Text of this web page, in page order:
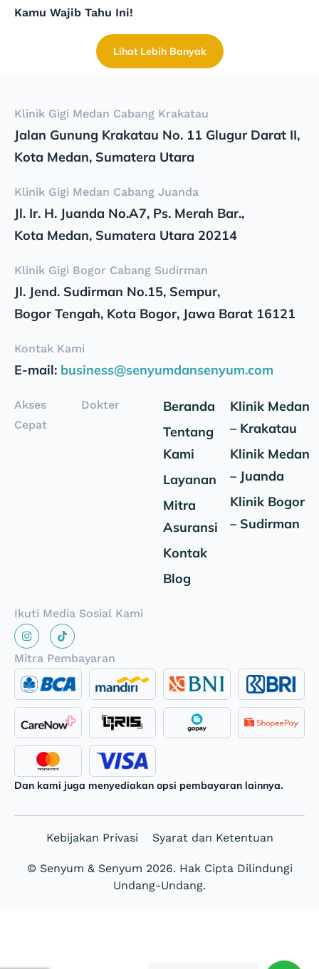
Lihat Lebih Banyak
Kamu Wajib Tahu Ini!
Klinik Gigi Medan Cabang Krakatau
Jalan Gunung Krakatau No. 11 Glugur Darat II,
Kota Medan, Sumatera Utara
Klinik Gigi Medan Cabang Juanda
Jl. Ir. H. Juanda No.A7, Ps. Merah Bar.,
Kota Medan, Sumatera Utara 20214
Klinik Gigi Bogor Cabang Sudirman
Jl. Jend. Sudirman No.15, Sempur,
Bogor Tengah, Kota Bogor, Jawa Barat 16121
Kontak Kami
E-mail: business@senyumdansenyum.com
Akses
Cepat
Dokter
Beranda
Tentang
Kami
Layanan
Mitra
Asuransi
Kontak
Blog
Klinik Medan
– Krakatau
Klinik Medan
– Juanda
Klinik Bogor
– Sudirman
Ikuti Media Sosial Kami
Mitra Pembayaran
Dan kami juga menyediakan opsi pembayaran lainnya.
© Senyum & Senyum 2026. Hak Cipta Dilindungi
Undang-Undang.
Kebijakan Privasi Syarat dan Ketentuan